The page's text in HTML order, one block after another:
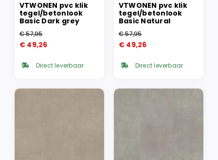
VTWONEN pvc klik
tegel/betonlook
Basic Dark grey
€57,95
Oorspronkelijke
was:
€ 49,26
Huidige
is: Direct leverbaar
VTWONEN pvc klik
tegel/betonlook
Basic Natural
€57,95
Oorspronkelijke
was:
€ 49,26
Huidige
is: Direct leverbaar